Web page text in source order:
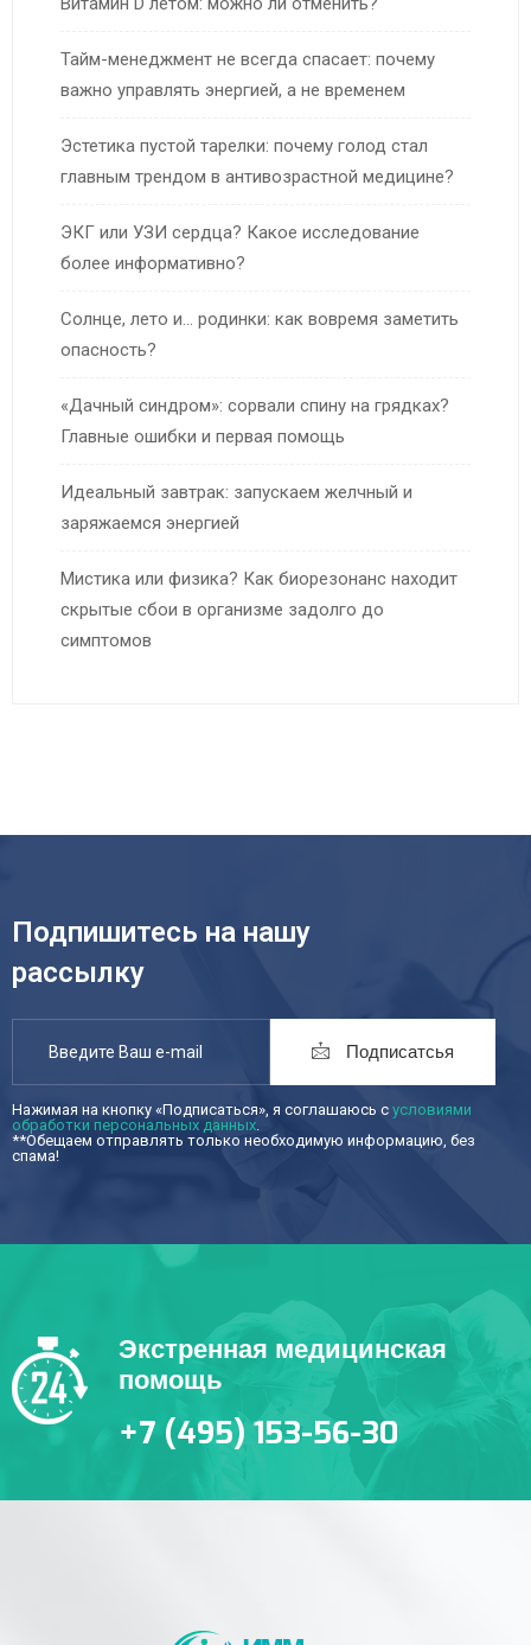
Тайм-менеджмент не всегда спасает: почему
важно управлять энергией, а не временем
Эстетика пустой тарелки: почему голод стал
главным трендом в антивозрастной медицине?
ЭКГ или УЗИ сердца? Какое исследование
более информативно?
Солнце, лето и… родинки: как вовремя заметить
опасность?
«Дачный синдром»: сорвали спину на грядках?
Главные ошибки и первая помощь
Идеальный завтрак: запускаем желчный и
заряжаемся энергией
Мистика или физика? Как биорезонанс находит
скрытые сбои в организме задолго до
симптомов
Подпишитесь на нашу
рассылку
Подписатсья
Нажимая на кнопку «Подписаться», я соглашаюсь с условиями
обработки персональных данных.
**Обещаем отправлять только необходимую информацию, без
спама!
Экстренная медицинская
помощь
+7 (495) 153-56-30